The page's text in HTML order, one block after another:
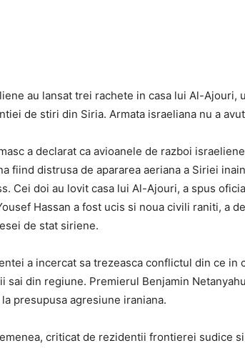
au lansat trei rachete in casa lui Al-Ajouri,
de stiri din Siria. Armata israeliana nu a
a declarat ca avioanele de razboi
fiind distrusa de apararea aeriana a Siriei
Cei doi au lovit casa lui Al-Ajouri, a spus
Hassan a fost ucis si noua civili raniti, a
de stat siriene.
a incercat sa trezeasca conflictul din ce in
sai din regiune. Premierul Benjamin
presupusa agresiune iraniana.
criticat de rezidentii frontierei sudice